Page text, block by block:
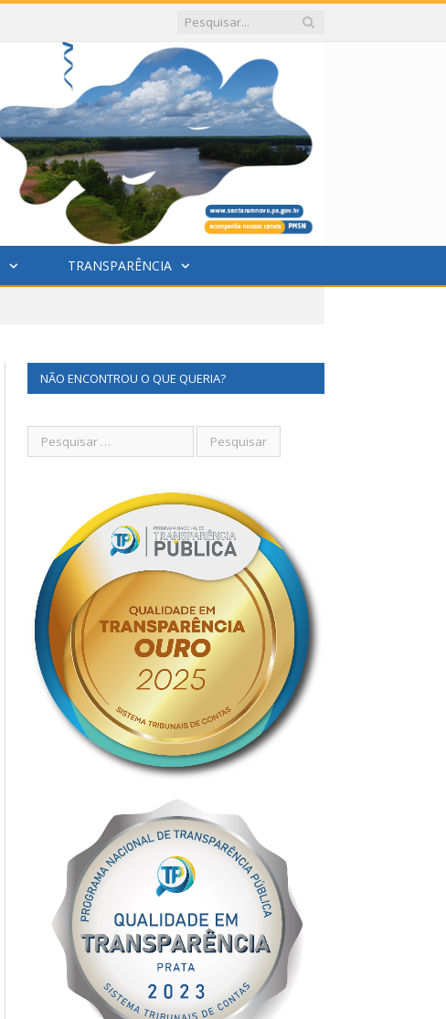
TRANSPARÊNCIA
NÃO ENCONTROU O QUE QUERIA?